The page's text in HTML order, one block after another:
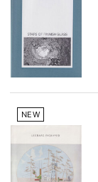
NEW